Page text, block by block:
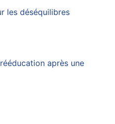
les déséquilibres
après une